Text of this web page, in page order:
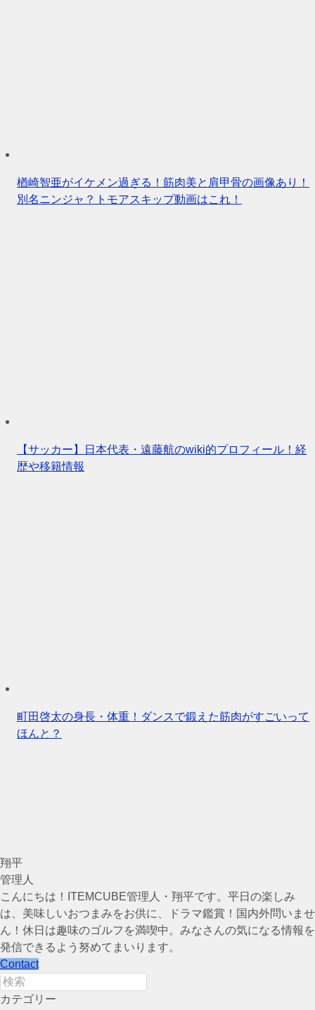
楢崎智亜がイケメン過ぎる！筋肉美と肩甲骨の画像あり！
別名ニンジャ？トモアスキップ動画はこれ！
【サッカー】日本代表・遠藤航のwiki的プロフィール！経
歴や移籍情報
町田啓太の身長・体重！ダンスで鍛えた筋肉がすごいって
ほんと？
翔平
管理人
こんにちは！ITEMCUBE管理人・翔平です。平日の楽しみ
は、美味しいおつまみをお供に、ドラマ鑑賞！国内外問いませ
ん！休日は趣味のゴルフを満喫中。みなさんの気になる情報を
発信できるよう努めてまいります。
Contact
カテゴリー